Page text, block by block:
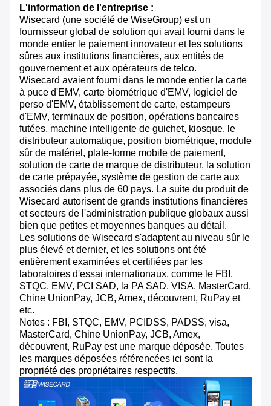
L'information de l'entreprise :
Wisecard (une société de WiseGroup) est un
fournisseur global de solution qui avait fourni dans le
monde entier le paiement innovateur et les solutions
sûres aux institutions financières, aux entités de
gouvernement et aux opérateurs de telco.
Wisecard avaient fourni dans le monde entier la carte
à puce d'EMV, carte biométrique d'EMV, logiciel de
perso d'EMV, établissement de carte, estampeurs
d'EMV, terminaux de position, opérations bancaires
futées, machine intelligente de guichet, kiosque, le
distributeur automatique, position biométrique, module
sûr de matériel, plate-forme mobile de paiement,
solution de carte de marque de distributeur, la solution
de carte prépayée, système de gestion de carte aux
associés dans plus de 60 pays. La suite du produit de
Wisecard autorisent de grands institutions financières
et secteurs de l'administration publique globaux aussi
bien que petites et moyennes banques au détail.
Les solutions de Wisecard s'adaptent au niveau sûr le
plus élevé et dernier, et les solutions ont été
entièrement examinées et certifiées par les
laboratoires d'essai internationaux, comme le FBI,
STQC, EMV, PCI SAD, la PA SAD, VISA, MasterCard,
Chine UnionPay, JCB, Amex, découvrent, RuPay et
etc.
Notes : FBI, STQC, EMV, PCIDSS, PADSS, visa,
MasterCard, Chine UnionPay, JCB, Amex,
découvrent, RuPay est une marque déposée. Toutes
les marques déposées référencées ici sont la
propriété des propriétaires respectifs.